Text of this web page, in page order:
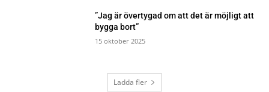
”Jag är övertygad om att det är möjligt att
bygga bort”
15 oktober 2025
Ladda fler